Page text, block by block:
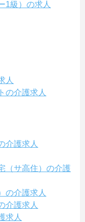
1級）の求人
人
の介護求人
介護求人
（サ高住）の介護
の介護求人
介護求人
求人